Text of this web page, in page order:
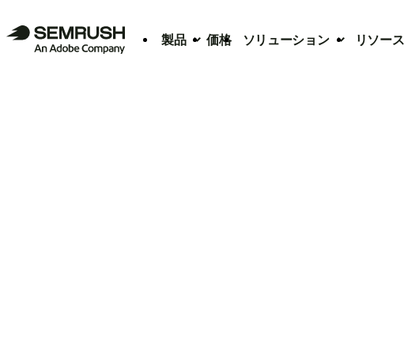
製品 価格 ソリューション リソース